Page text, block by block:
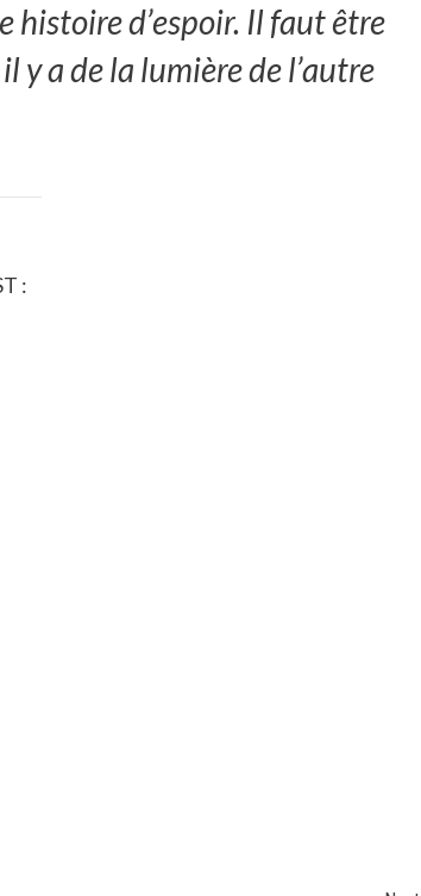
histoire d’espoir. Il faut être
y a de la lumière de l’autre
: